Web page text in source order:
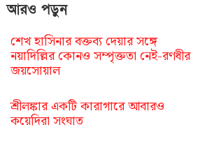
আরও পড়ুন
শেখ হাসিনার বক্তব্য দেয়ার সঙ্গে
নয়াদিল্লির কোনও সম্পৃক্ততা নেই-রণধীর
জয়সোয়াল
শ্রীলঙ্কার একটি কারাগারে আবারও
কয়েদিরা সংঘাত